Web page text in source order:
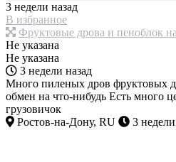
3 недели назад
В избранное
Фруктовые дрова и пеноблок
Не указана
Не указана
3 недели назад
Много пиленых дров фруктовых
обмен на что-нибудь Есть много
грузовичок
Ростов-на-Дону, RU
3